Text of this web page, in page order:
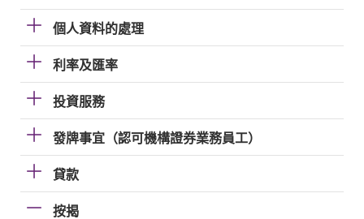
個人資料的處理
利率及匯率
投資服務
發牌事宜（認可機構證券業務員工）
貸款
按揭